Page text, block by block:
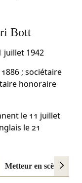
Bott
juillet 1942
; sociétaire
honoraire
le 11 juillet
le 21
Metteur en scène